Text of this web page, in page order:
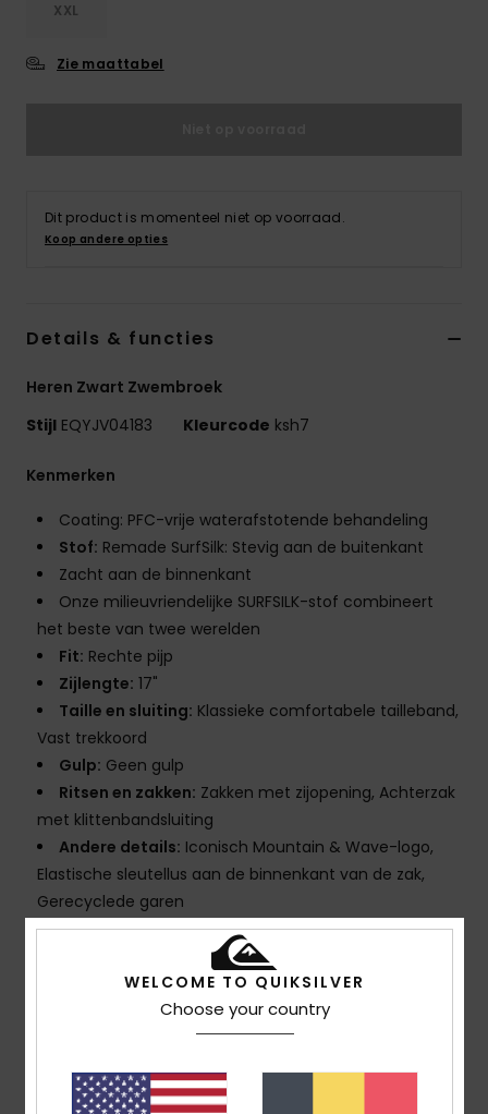
XXL
Zie maattabel
Dit product is momenteel niet op voorraad.
Koop andere opties
Details & functies
Heren Zwart Zwembroek
Stijl EQYJV04183 Kleurcode ksh7
Kenmerken
Coating: PFC-vrije waterafstotende behandeling
Stof: Remade SurfSilk: Stevig aan de buitenkant
Zacht aan de binnenkant
Onze milieuvriendelijke SURFSILK-stof combineert
het beste van twee werelden
Fit: Rechte pijp
Zijlengte: 17"
Taille en sluiting: Klassieke comfortabele tailleband,
Vast trekkoord
Gulp: Geen gulp
Ritsen en zakken: Zakken met zijopening, Achterzak
met klittenbandsluiting
Andere details: Iconisch Mountain & Wave-logo,
Elastische sleutellus aan de binnenkant van de zak,
Gerecyclede garen
[Hoofdstof] 92% gerecycled polyester,
WELCOME TO QUIKSILVER
Choose your country